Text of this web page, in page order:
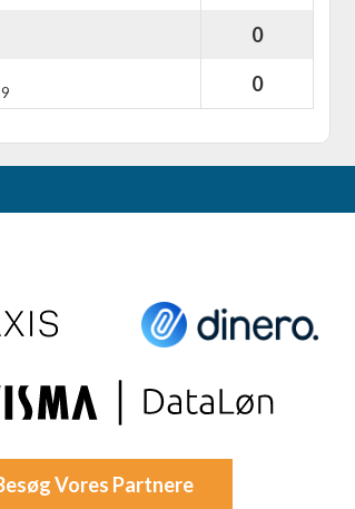
0
0
Vores Partnere